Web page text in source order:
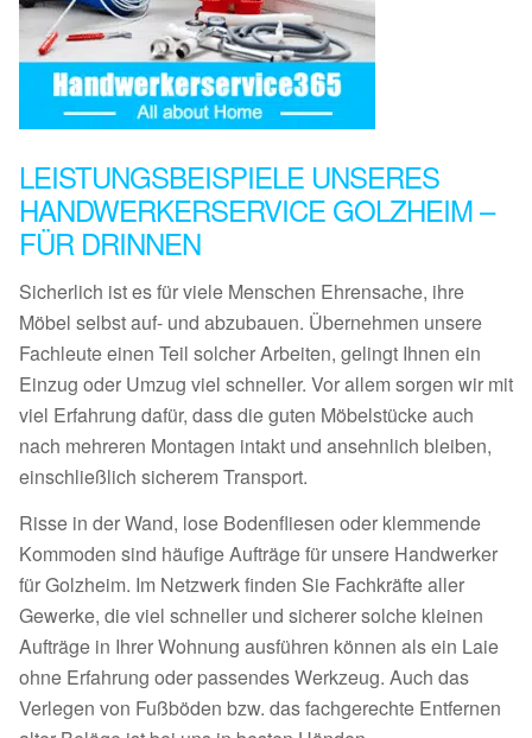
LEISTUNGSBEISPIELE UNSERES
HANDWERKERSERVICE GOLZHEIM –
FÜR DRINNEN
Sicherlich ist es für viele Menschen Ehrensache, ihre
Möbel selbst auf- und abzubauen. Übernehmen unsere
Fachleute einen Teil solcher Arbeiten, gelingt Ihnen ein
Einzug oder Umzug viel schneller. Vor allem sorgen wir mit
viel Erfahrung dafür, dass die guten Möbelstücke auch
nach mehreren Montagen intakt und ansehnlich bleiben,
einschließlich sicherem Transport.
Risse in der Wand, lose Bodenfliesen oder klemmende
Kommoden sind häufige Aufträge für unsere Handwerker
für Golzheim. Im Netzwerk finden Sie Fachkräfte aller
Gewerke, die viel schneller und sicherer solche kleinen
Aufträge in Ihrer Wohnung ausführen können als ein Laie
ohne Erfahrung oder passendes Werkzeug. Auch das
Verlegen von Fußböden bzw. das fachgerechte Entfernen